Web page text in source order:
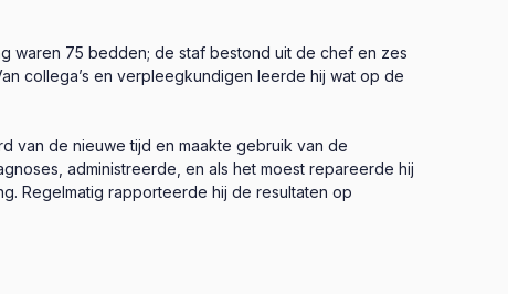
waren 75 bedden; de staf bestond uit de chef en zes
collega’s en verpleegkundigen leerde hij wat op de
van de nieuwe tijd en maakte gebruik van de
administreerde, en als het moest repareerde hij
Regelmatig rapporteerde hij de resultaten op